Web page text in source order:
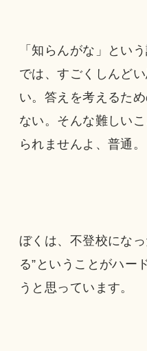
「知らんがな」とい
では、すごくしんど
い。答えを考えるた
ない。そんな難しい
られませんよ、普通。
ぼくは、不登校にな
る”ということがハー
うと思っています。